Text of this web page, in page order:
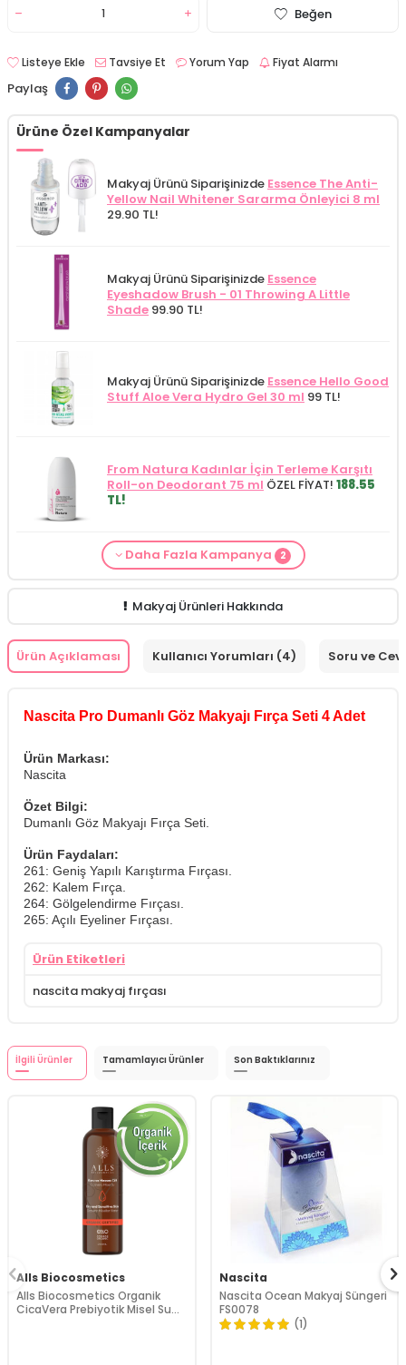
Beğen
Listeye Ekle Tavsiye Et Yorum Yap Fiyat Alarmı
Paylaş
Ürüne Özel Kampanyalar
Makyaj Ürünü Siparişinizde Essence The Anti-
Yellow Nail Whitener Sararma Önleyici 8 ml
29.90 TL!
Makyaj Ürünü Siparişinizde Essence
Eyeshadow Brush - 01 Throwing A Little
Shade 99.90 TL!
Makyaj Ürünü Siparişinizde Essence Hello Good
Stuff Aloe Vera Hydro Gel 30 ml 99 TL!
From Natura Kadınlar İçin Terleme Karşıtı
Roll-on Deodorant 75 ml ÖZEL FİYAT! 188.55
TL!
Makyaj Kategorisine Özel Fiyatİdea Derma
Makyaj Ürünü Siparişinizdeİnnova Wash Gel
Daha Fazla Kampanya 2
Makyaj Ürünleri Hakkında
Ürün Açıklaması Kullanıcı Yorumları (4) Soru ve
Nascita Pro Dumanlı Göz Makyajı Fırça Seti 4 Adet
Ürün Markası:
Nascita
Özet Bilgi:
Dumanlı Göz Makyajı Fırça Seti.
Ürün Faydaları:
261: Geniş Yapılı Karıştırma Fırçası.
262: Kalem Fırça.
264: Gölgelendirme Fırçası.
265: Açılı Eyeliner Fırçası.
Ürün Etiketleri
nascita makyaj fırçası
İlgili Ürünler Tamamlayıcı Ürünler Son Baktıklarınız
Alls Biocosmetics
Alls Biocosmetics Organik
CicaVera Prebiyotik Misel Su
Nascita
Nascita Ocean Makyaj Süngeri
FS0078
(1)